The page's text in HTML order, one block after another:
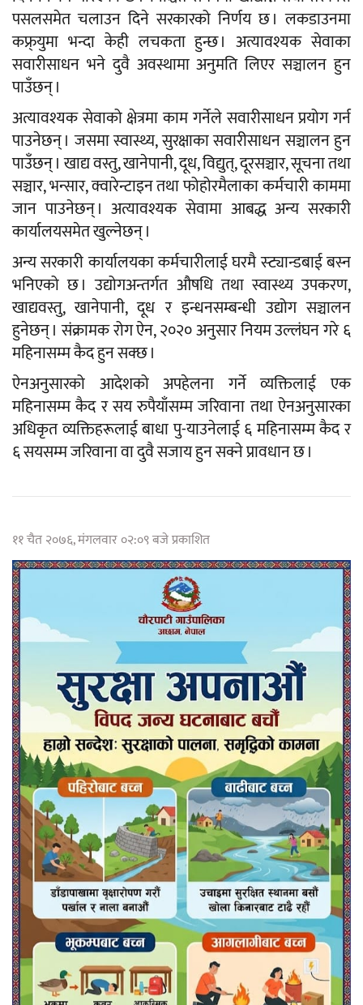
पसलसमेत चलाउन दिने सरकारको निर्णय छ । लकडाउनमा
कफ्र्युमा भन्दा केही लचकता हुन्छ । अत्यावश्यक सेवाका
सवारीसाधन भने दुवै अवस्थामा अनुमति लिएर सञ्चालन हुन
पाउँछन् ।
अत्यावश्यक सेवाको क्षेत्रमा काम गर्नेले सवारीसाधन प्रयोग गर्न
पाउनेछन् । जसमा स्वास्थ्य, सुरक्षाका सवारीसाधन सञ्चालन हुन
पाउँछन् । खाद्य वस्तु, खानेपानी, दूध, विद्युत्, दूरसञ्चार, सूचना तथा
सञ्चार, भन्सार, क्वारेन्टाइन तथा फोहोरमैलाका कर्मचारी काममा
जान पाउनेछन् । अत्यावश्यक सेवामा आबद्ध अन्य सरकारी
कार्यालयसमेत खुल्नेछन् ।
अन्य सरकारी कार्यालयका कर्मचारीलाई घरमै स्ट्यान्डबाई बस्न
भनिएको छ । उद्योगअन्तर्गत औषधि तथा स्वास्थ्य उपकरण,
खाद्यवस्तु, खानेपानी, दूध र इन्धनसम्बन्धी उद्योग सञ्चालन
हुनेछन् । संक्रामक रोग ऐन, २०२० अनुसार नियम उल्लंघन गरे ६
महिनासम्म कैद हुन सक्छ ।
ऐनअनुसारको आदेशको अपहेलना गर्ने व्यक्तिलाई एक
महिनासम्म कैद र सय रुपैयाँसम्म जरिवाना तथा ऐनअनुसारका
अधिकृत व्यक्तिहरूलाई बाधा पु-याउनेलाई ६ महिनासम्म कैद र
६ सयसम्म जरिवाना वा दुवै सजाय हुन सक्ने प्रावधान छ ।
११ चैत २०७६, मंगलवार ०२:०९ बजे प्रकाशित